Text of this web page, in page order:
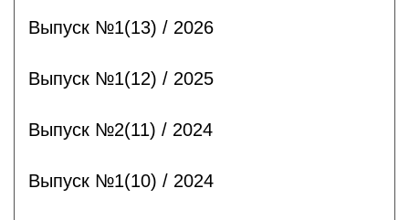
Выпуск №1(13) / 2026
Выпуск №1(12) / 2025
Выпуск №2(11) / 2024
Выпуск №1(10) / 2024